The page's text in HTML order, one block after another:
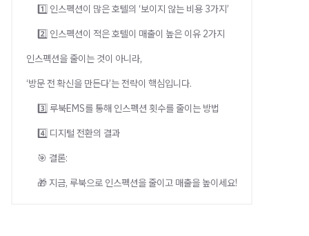
1️⃣ 인스펙션이 많은 호텔의 ‘보이지 않는 비용 3가지’
2️⃣ 인스펙션이 적은 호텔이 매출이 높은 이유 2가지
인스펙션을 줄이는 것이 아니라,
‘방문 전 확신을 만든다’는 전략이 핵심입니다.
3️⃣ 루북EMS를 통해 인스펙션 횟수를 줄이는 방법
4️⃣ 디지털 전환의 결과
🎯 결론:
🎁 지금, 루북으로 인스펙션을 줄이고 매출을 높이세요!